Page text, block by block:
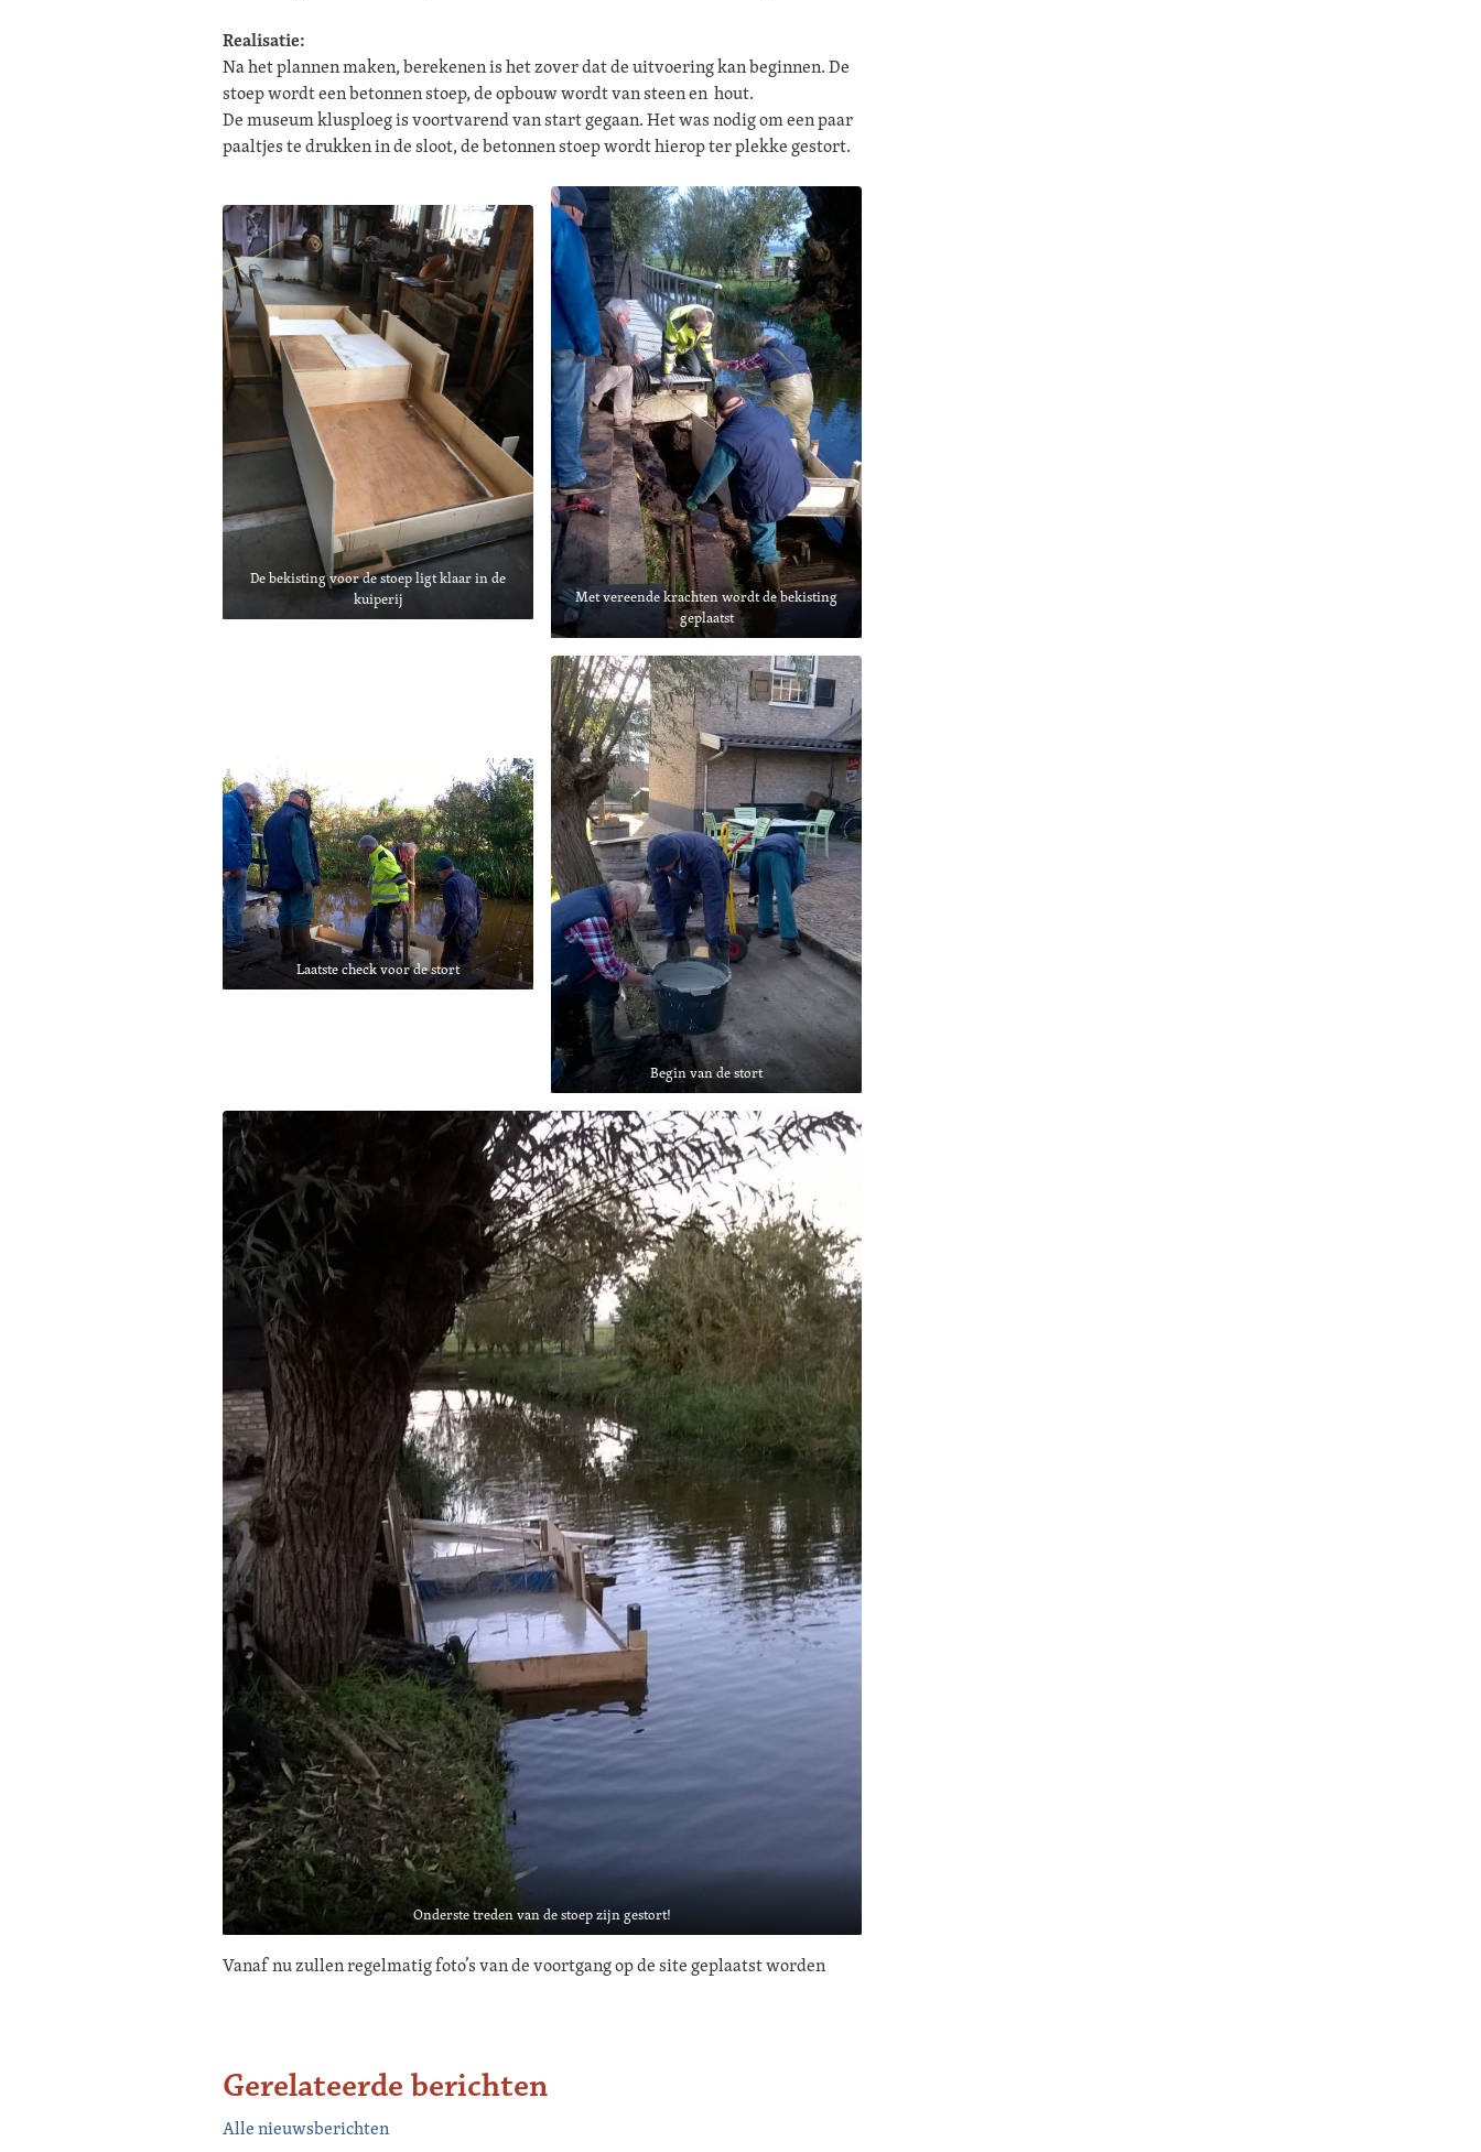
Realisatie:
Na het plannen maken, berekenen is het zover dat de uitvoering kan beginnen. De
stoep wordt een betonnen stoep, de opbouw wordt van steen en hout.
De museum klusploeg is voortvarend van start gegaan. Het was nodig om een paar
paaltjes te drukken in de sloot, de betonnen stoep wordt hierop ter plekke gestort.
De bekisting voor de stoep ligt klaar in de
kuiperij
Met vereende krachten wordt de bekisting
geplaatst
Laatste check voor de stort
Begin van de stort
Onderste treden van de stoep zijn gestort!
Vanaf nu zullen regelmatig foto’s van de voortgang op de site geplaatst worden
Gerelateerde berichten
Alle nieuwsberichten